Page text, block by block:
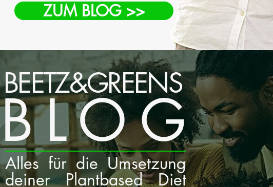
ZUM BLOG >>
BLOG
BEETZ&GREENS
Alles für die Umsetzung
deiner Plantbased Diet